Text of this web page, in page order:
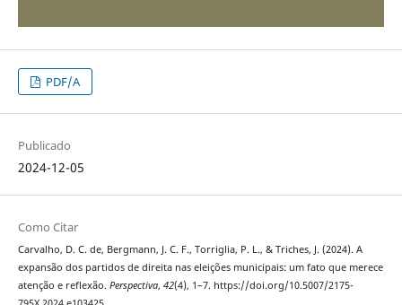
PDF/A
Publicado
2024-12-05
Como Citar
Carvalho, D. C. de, Bergmann, J. C. F., Torriglia, P. L., & Triches, J. (2024). A
expansão dos partidos de direita nas eleições municipais: um fato que merece
atenção e reflexão. Perspectiva, 42(4), 1–7. https://doi.org/10.5007/2175-